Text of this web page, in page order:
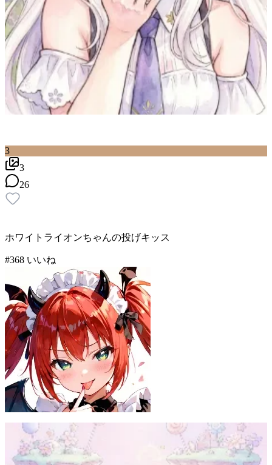
3
3
26
ホワイトライオンちゃんの投げキッス
#368 いいね
みやび
71(68)